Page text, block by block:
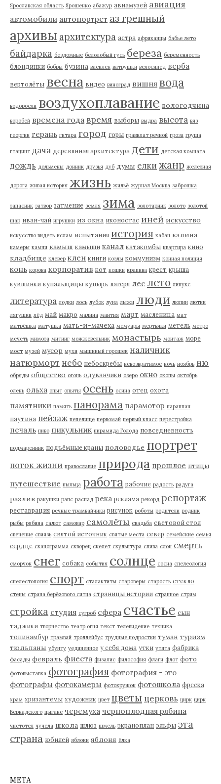
Ярославская область Ярошенко абажур авиамузей авиация
автомобили автопортрет аз грешный
архивы архитектура астра африканцы бабье лето
байдарка бездомные белолобый гусь береза беременность
блондинки бобры бузина василек ватрушки велосипед верба
вертолёты весна видео виноград вишня вода
водоросли воздухоплавание вологодчина
воробей времена года время выборы выдра высота вяз
георгин герань гитара город горы гравилат речной гроза груша
гтацинт дача деревянная архитектура дети детская комната
дождь дольмены донник друзья дуб думы елки жанр железная
дорога живая история жизнь жильё журнал Москва заброшка
запасник затвор затмение земля зима золотарник золото золотой
шар иван-чай игрушки из окна иконостас иней искусство
искусство видеть ислам испытания история кабан калина
камеры камни камыш камыши канал катакомбы квартира кино
кладбище клевер клен книги козлы коммунизм конная полиция
конь корова корпоратив кот кошки крапива крест крыша
кувшинки купальщицы купырь лагеря лес лето линукс
литература лодки лось лубок луна лыжи люди люпин лютик
лягушки лёд май макро малина мантия март масленица мат
матрёшка матушка мать-и-мачеха мемуары мертвяки метель метро
мечеть мимоза митинг можжевельник монастырь монтаж море
мост музей мусор мухи мышиный горошек наличник
натюрморт небо небоскребы невозвратимое ночь ноябрь ню
обряды общество огонь одуванчики озеро окно окопы октябрь
олень ольха опыт опыты осень осина отец охота
памятники память панорама парамотор параплан
паутина пейзаж пепелище первомай первый класс перестройка
печаль пиво пикульник пирамида Голода повседневность
подмаренник подъёмные краны половодье портрет
поток жизни православие природа прошлое птицы
путешествие пыльца работа рабочие радость радуга
разлив ракушки рапс распад река реклама рекорд репортаж
реставрация речные трамвайчики рисунок роботы родители родник
рыбы рябина салют самовар самолёты свадьба световой стол
свечение свиязь святой источник святые места север семейские семья
сердце сканограмма скворец скелет скульптура слива слон смерть
сморчок снег собака события солнце сосна спелеология
спелестология спорт сталактиты староверы старость стекло
стены страна берёзового ситца страницы истории странное стрим
стройка студия сугроб сфера счастье сын
таджики творчество театр огня текст телевидение техника
топинамбур трамвай троллейбус трудные подростки туман туризм
тюльпаны убунту уединенное у себя дома утки утята фабрика
фасады февраль фиеста физалис философия флаги флот фото
фотовыставка фотография фотография - это
фотографы фотокамеры фотокружок фотошкола фреска
храм хризантемы художник цвет цветы церковь цирк цирк
Вернадского цыгане черемуха черноплодная рябина
чистотел чучела школа шлюз шмель экраноплан эльфы эта
страна юбилей яблоки яблоня ёлка
МЕТА